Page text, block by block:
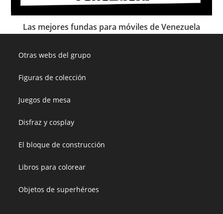
Las mejores fundas para móviles de Venezuela
Otras webs del grupo
Figuras de colección
Juegos de mesa
Disfraz y cosplay
El bloque de construcción
Libros para colorear
Objetos de superhéroes